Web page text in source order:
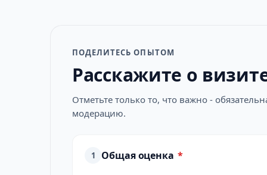
ПОДЕЛИТЕСЬ ОПЫТОМ
Расскажите о
Отметьте только то, что важно -
модерацию.
1 Общая оценка *